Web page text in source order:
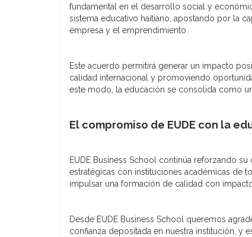
fundamental en el desarrollo social y
sistema educativo haitiano, apostando por la
empresa y el emprendimiento.
Este acuerdo permitirá generar un impacto
calidad internacional y promoviendo
este modo, la educación se consolida como
El compromiso de EUDE con la
EUDE Business School continúa reforzando
estratégicas con instituciones académicas de
impulsar una formación de calidad con impacto
Desde EUDE Business School queremos
confianza depositada en nuestra institución, y